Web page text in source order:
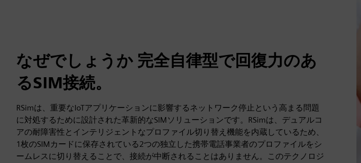
なぜでしょうか 完全自律型で回復力のあ
るSIM接続。
RSimは、重要なIoTアプリケーションに影響するネットワーク停止という高まる問題
に対処するために設計された革新的なSIMソリューションです。RSimは、デュアルコ
アの耐障害性とインテリジェントなプロファイル切り替え機能を内蔵しているため、
1枚のSIMカードに保存されている2つの独立した携帯電話事業者のプロファイルをシ
ームレスに切り替えることで、接続が中断されることはありません。このテクノロジ